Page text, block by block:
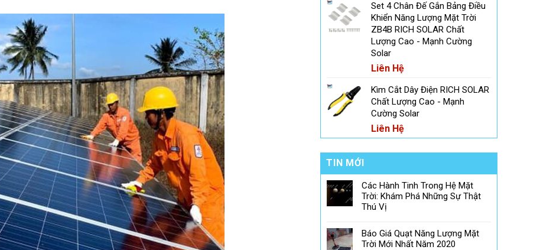
Set 4 Chân Đế Gắn Bảng Điều
Khiển Năng Lượng Mặt Trời
ZB4B RICH SOLAR Chất
Lượng Cao - Mạnh Cường
Solar
Liên Hệ
Kìm Cắt Dây Điện RICH SOLAR
Chất Lượng Cao - Mạnh
Cường Solar
Liên Hệ
TIN MỚI
Các Hành Tinh Trong Hệ Mặt
Trời: Khám Phá Những Sự Thật
Thú Vị
Báo Giá Quạt Năng Lượng Mặt
Trời Mới Nhất Năm 2020